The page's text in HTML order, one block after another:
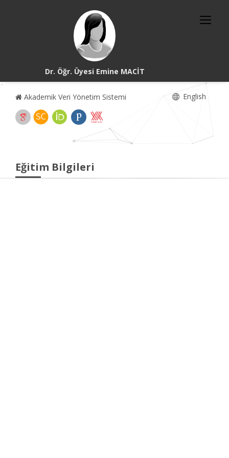
Dr. Öğr. Üyesi Emine MACİT
Akademik Veri Yönetim Sistemi English
Eğitim Bilgileri